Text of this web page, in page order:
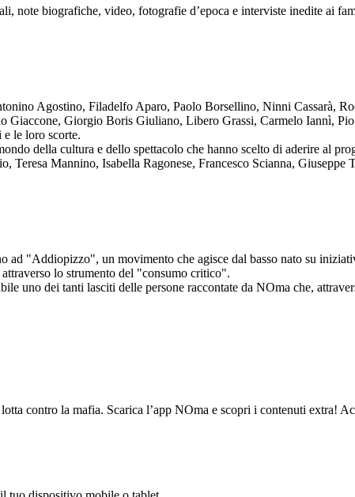
note biografiche, video, fotografie d’epoca e interviste inedite ai
Agostino, Filadelfo Aparo, Paolo Borsellino, Ninni Cassarà,
Giaccone, Giorgio Boris Giuliano, Libero Grassi, Carmelo Iannì,
le loro scorte.
della cultura e dello spettacolo che hanno scelto di aderire al
Mannino, Isabella Ragonese, Francesco Scianna, Giuseppe
ad "Addiopizzo", un movimento che agisce dal basso nato su
lo strumento del "consumo critico".
uno dei tanti lasciti delle persone raccontate da NOma che,
contro la mafia. Scarica l’app NOma e scopri i contenuti extra!